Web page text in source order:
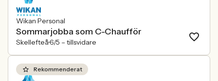
Wikan Personal
Sommarjobba som C-Chaufför
Skellefteå6/5 – tillsvidare
Rekommenderat